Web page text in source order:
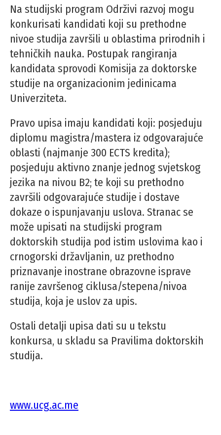
Na studijski program Održivi razvoj mogu
konkurisati kandidati koji su prethodne
nivoe studija završili u oblastima prirodnih i
tehničkih nauka. Postupak rangiranja
kandidata sprovodi Komisija za doktorske
studije na organizacionim jedinicama
Univerziteta.
Pravo upisa imaju kandidati koji: posjeduju
diplomu magistra/mastera iz odgovarajuće
oblasti (najmanje 300 ECTS kredita);
posjeduju aktivno znanje jednog svjetskog
jezika na nivou B2; te koji su prethodno
završili odgovarajuće studije i dostave
dokaze o ispunjavanju uslova. Stranac se
može upisati na studijski program
doktorskih studija pod istim uslovima kao i
crnogorski državljanin, uz prethodno
priznavanje inostrane obrazovne isprave
ranije završenog ciklusa/stepena/nivoa
studija, koja je uslov za upis.
Ostali detalji upisa dati su u tekstu
konkursa, u skladu sa Pravilima doktorskih
studija.
www.ucg.ac.me